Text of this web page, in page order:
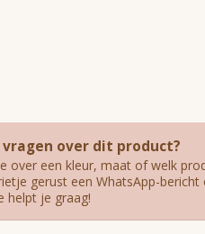
vragen over dit product?
over een kleur, maat of welk
gerust een WhatsApp-
helpt je graag!